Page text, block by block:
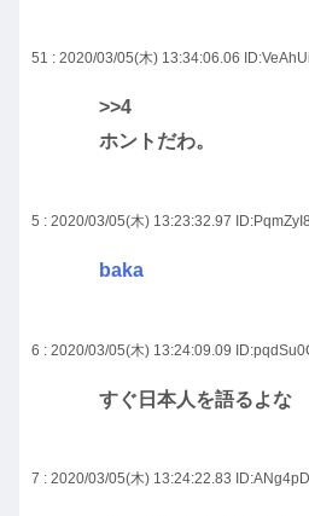
51 : 2020/03/05(木) 13:34:06.06
>>4
ホントだわ。
5 : 2020/03/05(木) 13:23:32.97
baka
6 : 2020/03/05(木) 13:24:09.09
すぐ日本人を語るよな
7 : 2020/03/05(木) 13:24:22.83